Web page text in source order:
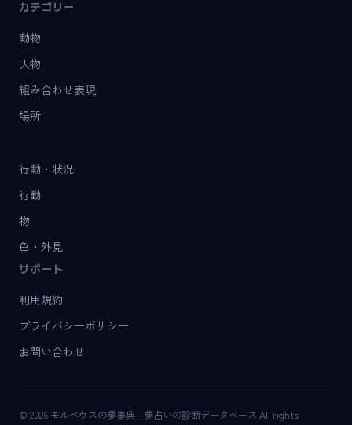
カテゴリー
動物
人物
組み合わせ表現
場所
行動・状況
行動
物
色・外見
サポート
利用規約
プライバシーポリシー
お問い合わせ
© 2026 モルペウスの夢事典 - 夢占いの診断データベース All rights